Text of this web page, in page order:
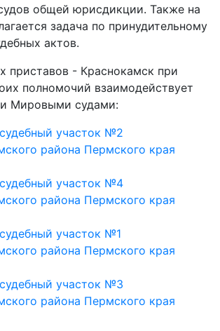
общей юрисдикции. Также на
задача по принудительному
актов.
приставов - Краснокамск при
полномочий взаимодействует
Мировыми судами:
участок №2
района Пермского края
участок №4
района Пермского края
участок №1
района Пермского края
участок №3
района Пермского края